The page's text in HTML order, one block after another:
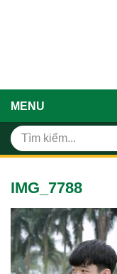
MENU
IMG_7788